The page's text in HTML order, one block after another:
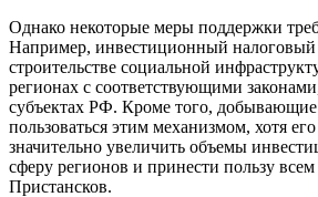
Однако некоторые меры поддержки
Например, инвестиционный налоговый
строительстве социальной
регионах с соответствующими
субъектах РФ. Кроме того,
пользоваться этим механизмом, хотя
значительно увеличить объемы
сферу регионов и принести пользу
Пристансков.